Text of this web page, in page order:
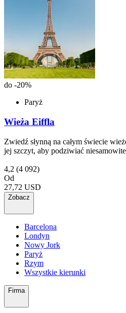
do -20%
Paryż
Wieża Eiffla
Zwiedź słynną na całym świecie
jej szczyt, aby podziwiać
4,2 (4 092)
Od
27,72 USD
Zobacz
Barcelona
Londyn
Nowy Jork
Paryż
Rzym
Wszystkie kierunki
Firma